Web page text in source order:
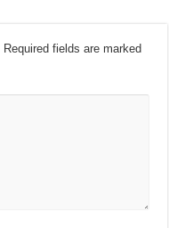
Required fields are marked